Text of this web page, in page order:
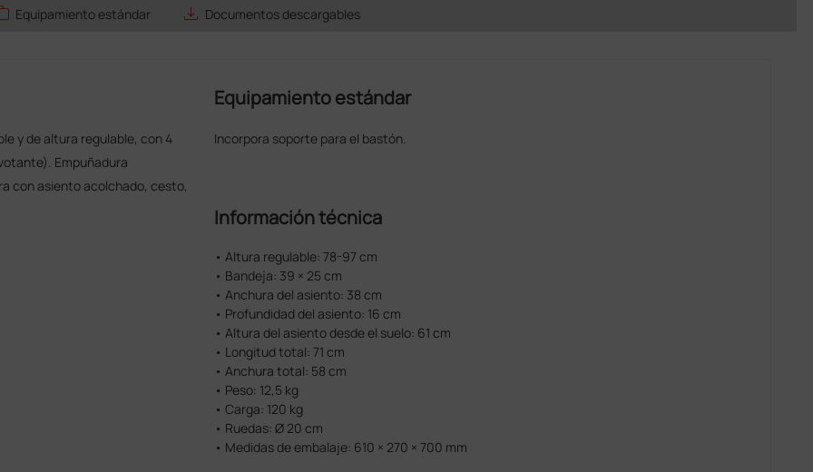
Equipamiento estándar save_alt Documentos descargables
y de altura regulable, con 4
Empuñadura
con asiento acolchado, cesto,
Equipamiento estándar
Incorpora soporte para el bastón.
Información técnica
• Altura regulable: 78-97 cm
• Bandeja: 39 × 25 cm
• Anchura del asiento: 38 cm
• Profundidad del asiento: 16 cm
• Altura del asiento desde el suelo: 61 cm
• Longitud total: 71 cm
• Anchura total: 58 cm
• Peso: 12,5 kg
• Carga: 120 kg
• Ruedas: Ø 20 cm
• Medidas de embalaje: 610 × 270 × 700 mm